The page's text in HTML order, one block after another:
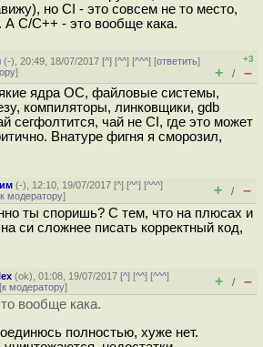
но CI - это совсем не то место,
А С/С++ - это вообще кака.
(-), 20:49, 18/07/2017 [^] [^^] [^^^] [ответить]
]
+3
+ / –
ядра ОС, файловые системы,
компиляторы, линковщики, gdb
сегфолтится, чай не CI, где это может
Внатуре фигня я сморозил,
(-), 12:10, 19/07/2017 [^] [^^] [^^^]
к модератору] + / –
ты споришь? С тем, что на плюсах и
си сложнее писать корректный код,
(ok), 01:08, 19/07/2017 [^] [^^] [^^^]
к модератору] + / –
вообще кака.
полностью, хуже нет.